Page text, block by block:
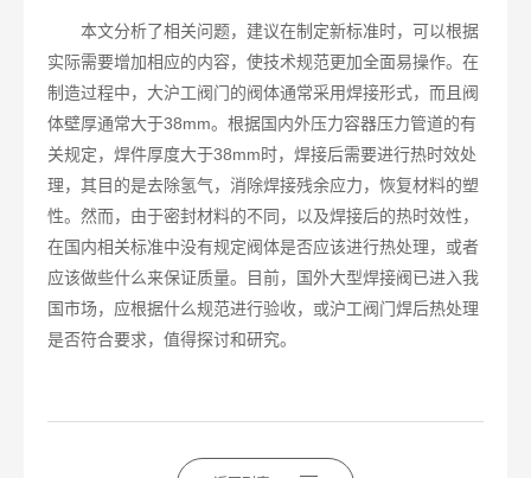
本文分析了相关问题，建议在制定新标准时，可以根据
实际需要增加相应的内容，使技术规范更加全面易操作。在
制造过程中，大沪工阀门的阀体通常采用焊接形式，而且阀
体壁厚通常大于38mm。根据国内外压力容器压力管道的有
关规定，焊件厚度大于38mm时，焊接后需要进行热时效处
理，其目的是去除氢气，消除焊接残余应力，恢复材料的塑
性。然而，由于密封材料的不同，以及焊接后的热时效性，
在国内相关标准中没有规定阀体是否应该进行热处理，或者
应该做些什么来保证质量。目前，国外大型焊接阀已进入我
国市场，应根据什么规范进行验收，或沪工阀门焊后热处理
是否符合要求，值得探讨和研究。